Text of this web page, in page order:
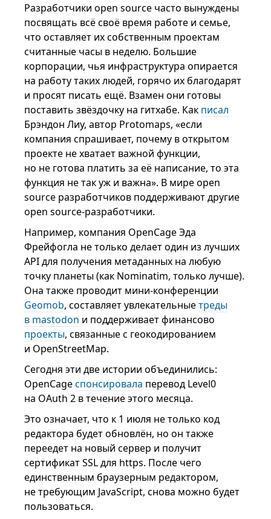
Разработчики open source часто вынуждены
посвящать всё своё время работе и семье,
что оставляет их собственным проектам
считанные часы в неделю. Большие
корпорации, чья инфраструктура опирается
на работу таких людей, горячо их благодарят
и просят писать ещё. Взамен они готовы
поставить звёздочку на гитхабе. Как писал
Брэндон Лиу, автор Protomaps, «если
компания спрашивает, почему в открытом
проекте не хватает важной функции,
но не готова платить за её написание, то эта
функция не так уж и важна». В мире open
source разработчиков поддерживают другие
open source-разработчики.
Например, компания OpenCage Эда
Фрейфогла не только делает один из лучших
API для получения метаданных на любую
точку планеты (как Nominatim, только лучше).
Она также проводит мини-конференции
Geomob, составляет увлекательныетреды
в mastodon и поддерживает финансово
проекты, связанные с геокодированием
и OpenStreetMap.
Сегодня эти две истории объединились:
OpenCageспонсировала перевод Level0
на OAuth 2 в течение этого месяца.
Это означает, что к 1 июля не только код
редактора будет обновлён, но он также
переедет на новый сервер и получит
сертификат SSL для https. После чего
единственным браузерным редактором,
не требующим JavaScript, снова можно будет
пользоваться.